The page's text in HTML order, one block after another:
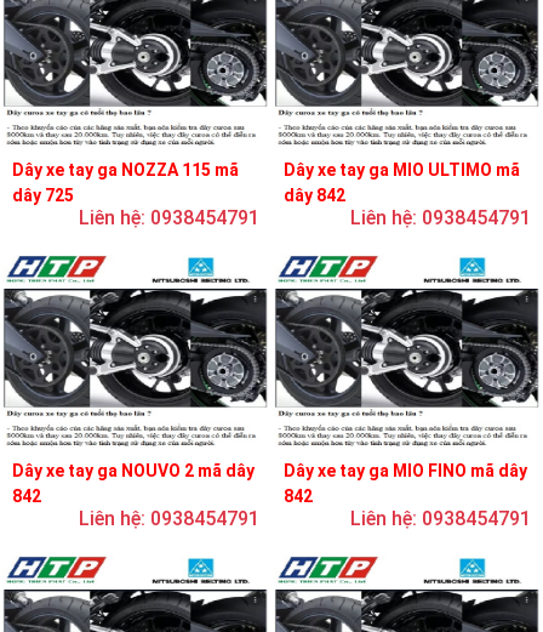
Dây xe tay ga NOZZA 115 mã
dây 725
Liên hệ: 0938454791
Dây xe tay ga MIO ULTIMO mã
dây 842
Liên hệ: 0938454791
Dây xe tay ga NOUVO 2 mã dây
842
Liên hệ: 0938454791
Dây xe tay ga MIO FINO mã dây
842
Liên hệ: 0938454791